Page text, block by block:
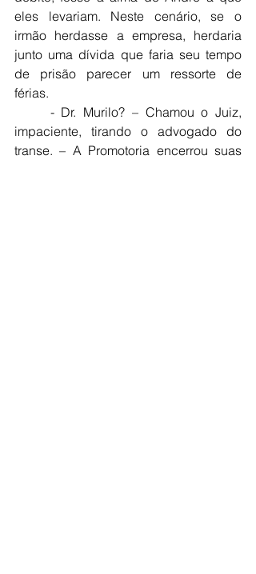
eles levariam. Neste cenário, se o
irmão herdasse a empresa, herdaria
junto uma dívida que faria seu tempo
de prisão parecer um ressorte de
férias.
impaciente, tirando o advogado do
transe. – A Promotoria encerrou suas